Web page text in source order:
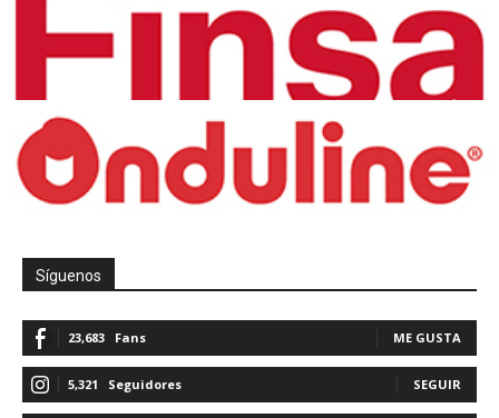
Síguenos
23,683 Fans ME GUSTA
5,321 Seguidores SEGUIR